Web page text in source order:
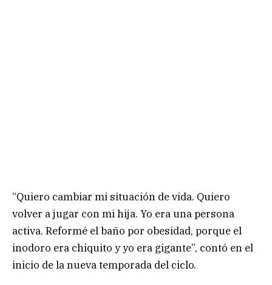
“Quiero cambiar mi situación de vida. Quiero
volver a jugar con mi hija. Yo era una persona
activa. Reformé el baño por obesidad, porque el
inodoro era chiquito y yo era gigante”, contó en el
inicio de la nueva temporada del ciclo.